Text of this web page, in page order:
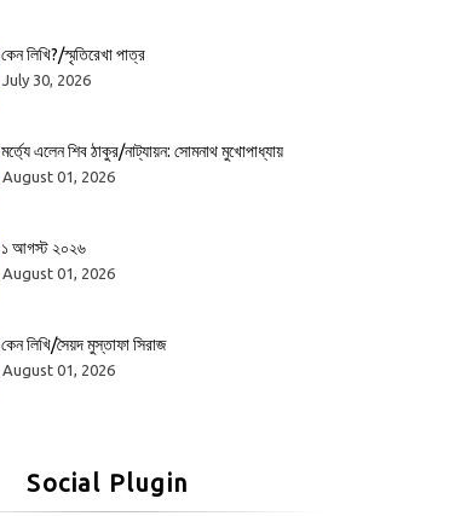
কেন লিখি?/স্মৃতিরেখা পাত্র
July 30, 2026
মর্ত্যে এলেন শিব ঠাকুর/নাট্যায়ন: সোমনাথ মুখোপাধ্যায়
August 01, 2026
১ আগস্ট ২০২৬
August 01, 2026
কেন লিখি/সৈয়দ মুস্তাফা সিরাজ
August 01, 2026
Social Plugin